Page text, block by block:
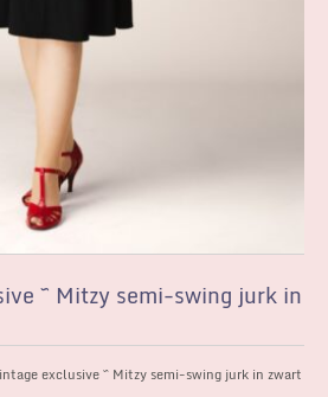
~ Mitzy semi-swing jurk in
exclusive ~ Mitzy semi-swing jurk in zwart